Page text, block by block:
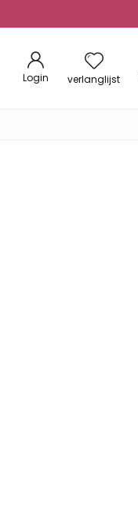
Login verlanglijst